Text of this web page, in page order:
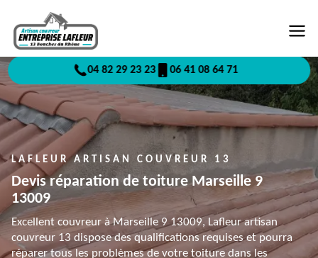
04 82 29 23 23 06 41 08 64 71
LAFLEUR ARTISAN COUVREUR 13
Devis réparation de toiture Marseille 9
13009
Excellent couvreur à Marseille 9 13009, Lafleur artisan
couvreur 13 dispose des qualifications requises et pourra
réparer tous les problèmes de votre toiture dans les